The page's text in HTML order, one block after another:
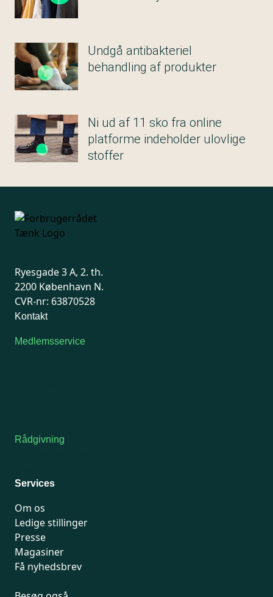
Undgå antibakteriel
behandling af produkter
Ni ud af 11 sko fra online
platforme indeholder ulovlige
stoffer
Ryesgade 3 A, 2. th.
2200 København N.
CVR-nr: 63870528
Kontakt
Medlemsservice
Rådgivning
Services
Om os
Ledige stillinger
Presse
Magasiner
Få nyhedsbrev